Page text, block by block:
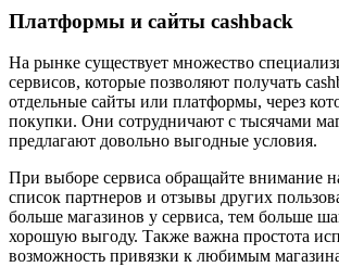
Платформы и сайты cashback
На рынке существует множество
сервисов, которые позволяют получать
отдельные сайты или платформы, через
покупки. Они сотрудничают с тысячами
предлагают довольно выгодные условия.
При выборе сервиса обращайте внимание
список партнеров и отзывы других
больше магазинов у сервиса, тем больше
хорошую выгоду. Также важна простота
возможность привязки к любимым